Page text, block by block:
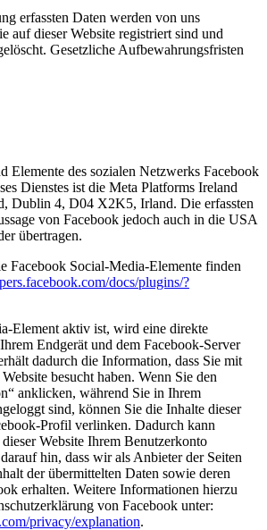
erfassten Daten werden von uns
auf dieser Website registriert sind und
Gesetzliche Aufbewahrungsfristen
Elemente des sozialen Netzwerks Facebook
Dienstes ist die Meta Platforms Ireland
Dublin 4, D04 X2K5, Irland. Die erfassten
von Facebook jedoch auch in die USA
übertragen.
Facebook Social-Media-Elemente finden
docs/plugins/?
Element aktiv ist, wird eine direkte
Endgerät und dem Facebook-Server
dadurch die Information, dass Sie mit
besucht haben. Wenn Sie den
anklicken, während Sie in Ihrem
sind, können Sie die Inhalte dieser
Profil verlinken. Dadurch kann
Website Ihrem Benutzerkonto
hin, dass wir als Anbieter der Seiten
der übermittelten Daten sowie deren
erhalten. Weitere Informationen hierzu
von Facebook unter:
privacy/explanation.